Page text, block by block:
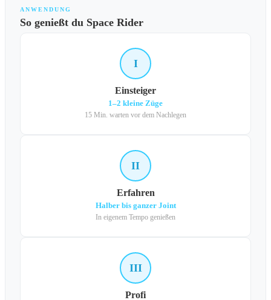
ANWENDUNG
So genießt du Space Rider
I
Einsteiger
1–2 kleine Züge
15 Min. warten vor dem Nachlegen
II
Erfahren
Halber bis ganzer Joint
In eigenem Tempo genießen
III
Profi